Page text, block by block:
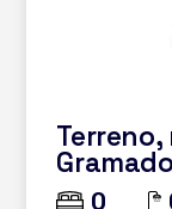
Gramado
0